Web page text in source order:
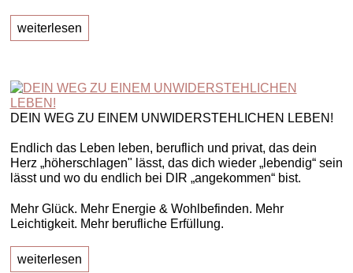
weiterlesen
DEIN WEG ZU EINEM UNWIDERSTEHLICHEN LEBEN!
Endlich das Leben leben, beruflich und privat, das dein
Herz „höherschlagen" lässt, das dich wieder „lebendig“ sein
lässt und wo du endlich bei DIR „angekommen“ bist.
Mehr Glück. Mehr Energie & Wohlbefinden. Mehr
Leichtigkeit. Mehr berufliche Erfüllung.
weiterlesen